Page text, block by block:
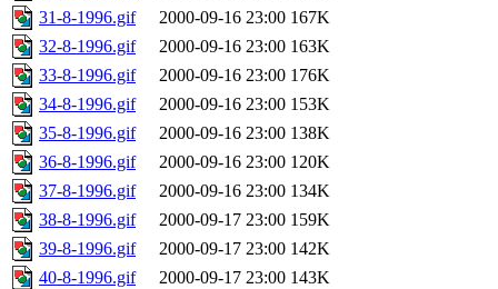
31-8-1996.gif
2000-09-16 23:00 167K
32-8-1996.gif
2000-09-16 23:00 163K
33-8-1996.gif
2000-09-16 23:00 176K
34-8-1996.gif
2000-09-16 23:00 153K
35-8-1996.gif
2000-09-16 23:00 138K
36-8-1996.gif
2000-09-16 23:00 120K
37-8-1996.gif
2000-09-16 23:00 134K
38-8-1996.gif
2000-09-17 23:00 159K
39-8-1996.gif
2000-09-17 23:00 142K
40-8-1996.gif
2000-09-17 23:00 143K